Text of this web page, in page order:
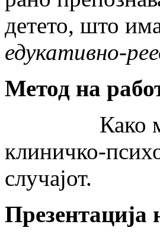
детето, што
едукативно-
Метод на
Како
клиничко-
случајот.
Презентација